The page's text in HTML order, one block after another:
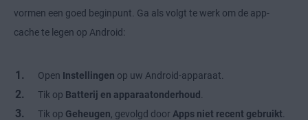
vormen een goed beginpunt. Ga als volgt te werk om de app-
cache te legen op Android:
Open Instellingen op uw Android-apparaat.
Tik op Batterij en apparaatonderhoud
Tik op Geheugen , gevolgd door Apps niet recent gebruikt